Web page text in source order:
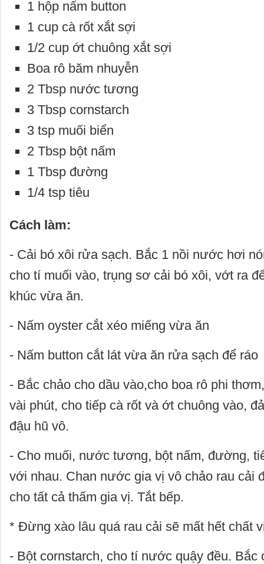
1 hộp nấm button
1 cup cà rốt xắt sợi
1/2 cup ớt chuông xắt sợi
Boa rô băm nhuyễn
2 Tbsp nước tương
3 Tbsp cornstarch
3 tsp muối biển
2 Tbsp bột nấm
1 Tbsp đường
1/4 tsp tiêu
Cách làm:
- Cải bó xôi rửa sạch. Bắc 1 nồi nước hơi
cho tí muối vào, trụng sơ cải bó xôi, vớt ra
khúc vừa ăn.
- Nấm oyster cắt xéo miếng vừa ăn
- Nấm button cắt lát vừa ăn rửa sạch để ráo
- Bắc chảo cho dầu vào,cho boa rô phi
vài phút, cho tiếp cà rốt và ớt chuông vào,
đậu hũ vô.
- Cho muối, nước tương, bột nấm, đường,
với nhau. Chan nước gia vị vô chảo rau cải
cho tất cả thấm gia vị. Tắt bếp.
* Đừng xào lâu quá rau cải sẽ mất hết chất
- Bột cornstarch, cho tí nước quậy đều.